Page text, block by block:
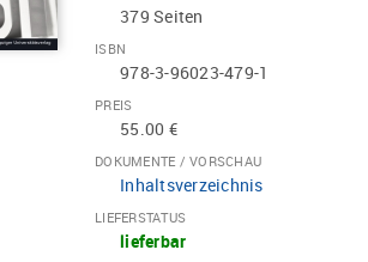
379 Seiten
ISBN
978-3-96023-479-1
PREIS
55.00 €
DOKUMENTE / VORSCHAU
Inhaltsverzeichnis
LIEFERSTATUS
lieferbar